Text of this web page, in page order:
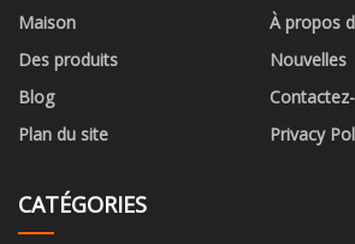
Maison
À propos
Des produits
Nouvelles
Blog
Plan du site
Privacy
CATÉGORIES